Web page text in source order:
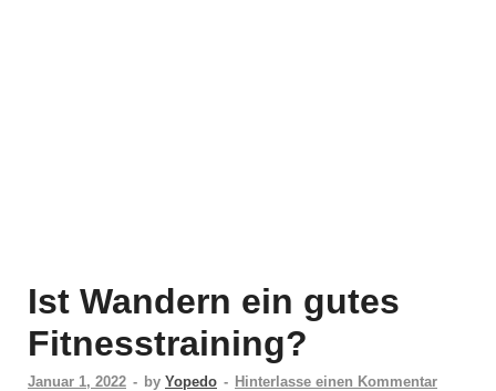
Ist Wandern ein gutes
Fitnesstraining?
Januar 1, 2022 - by Yopedo - Hinterlasse einen Kommentar